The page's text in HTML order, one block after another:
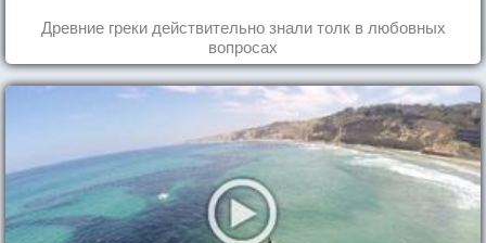
Древние греки действительно знали толк в любовных
вопросах